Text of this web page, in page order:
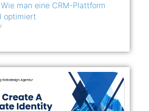
man eine CRM-Plattform
optimiert